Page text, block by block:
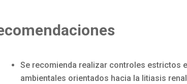
Se recomienda realizar controles estrictos
ambientales orientados hacia la litiasis